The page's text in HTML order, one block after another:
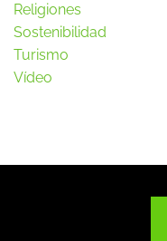
Religiones
Sostenibilidad
Turismo
Vídeo